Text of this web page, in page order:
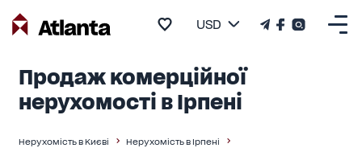
USD
Продаж комерційної
нерухомості в Ірпені
Нерухомість в Києві
Нерухомість в Ірпені